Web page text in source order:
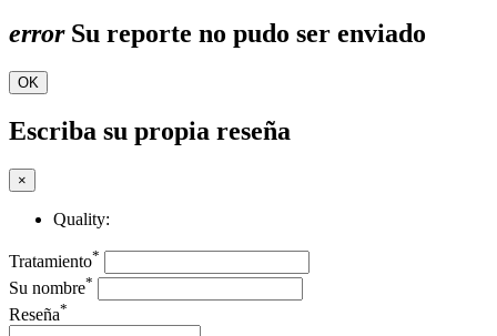
errorSu reporte no pudo ser enviado
OK
Escriba su propia reseña
×
Quality:
Tratamiento*
Su nombre*
Reseña*